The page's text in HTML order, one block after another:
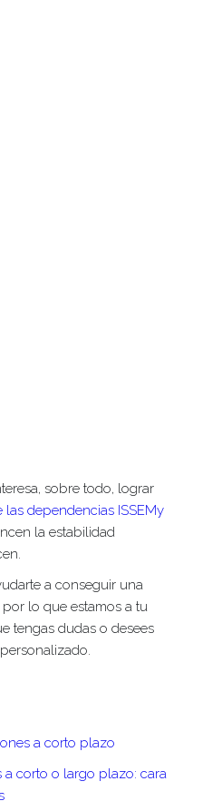
sobre todo, lograr
dependencias ISSEMy
la estabilidad
a conseguir una
lo que estamos a tu
tengas dudas o desees
a corto plazo
a corto o largo plazo: cara